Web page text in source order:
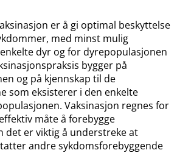
er å gi optimal beskyttelse
med minst mulig
dyr og for dyrepopulasjonen
bygger på
og på kjennskap til de
som eksisterer i den enkelte
Vaksinasjon regnes for
måte å forebygge
det er viktig å understreke at
andre sykdomsforebyggende